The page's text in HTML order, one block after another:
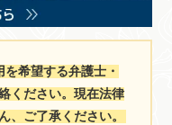
希望する弁護士・
ください。現在法律
、ご了承ください。